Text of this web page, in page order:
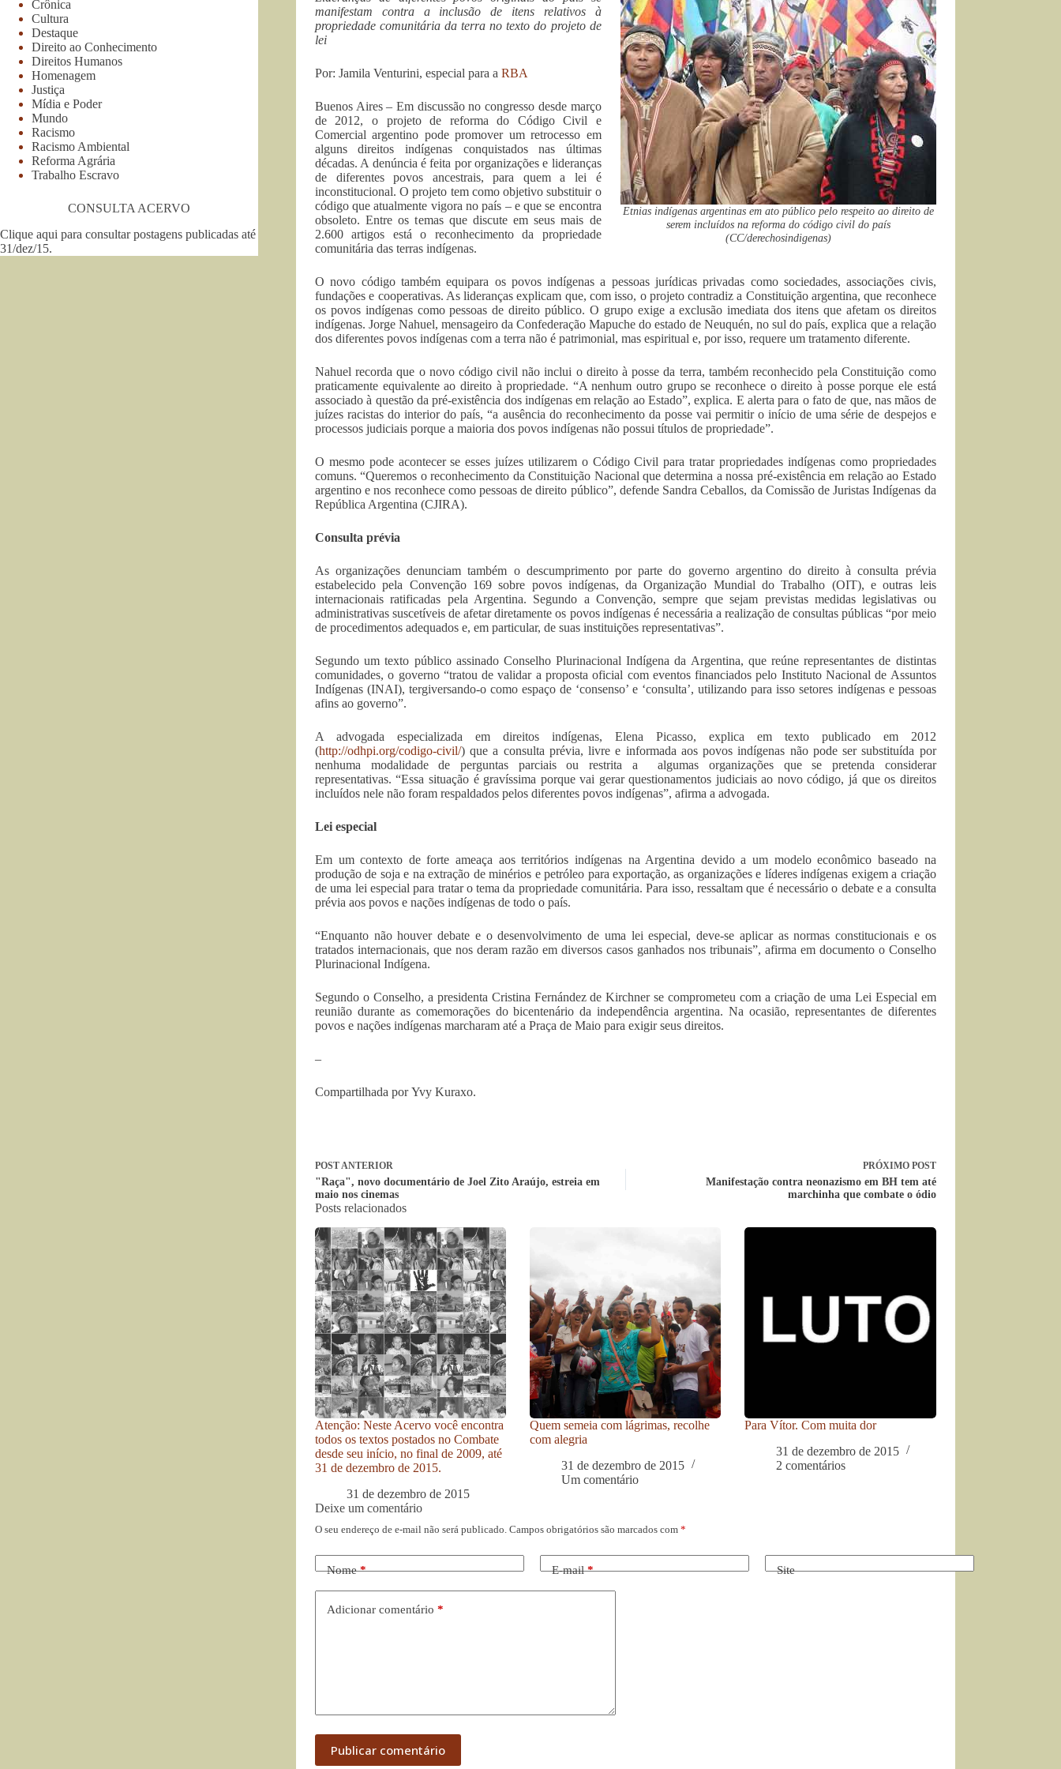
Etnias indígenas argentinas em ato público pelo respeito ao direito de
serem incluídos na reforma do código civil do país
(CC/derechosindigenas)
manifestam contra a inclusão de itens relativos à
propriedade comunitária da terra no texto do projeto de
lei
Por: Jamila Venturini, especial para a RBA
Buenos Aires – Em discussão no congresso desde março
de 2012, o projeto de reforma do Código Civil e
Comercial argentino pode promover um retrocesso em
alguns direitos indígenas conquistados nas últimas
décadas. A denúncia é feita por organizações e lideranças
de diferentes povos ancestrais, para quem a lei é
inconstitucional. O projeto tem como objetivo substituir o
código que atualmente vigora no país – e que se encontra
obsoleto. Entre os temas que discute em seus mais de
2.600 artigos está o reconhecimento da propriedade
comunitária das terras indígenas.
O novo código também equipara os povos indígenas a pessoas jurídicas privadas como sociedades, associações civis,
fundações e cooperativas. As lideranças explicam que, com isso, o projeto contradiz a Constituição argentina, que reconhece
os povos indígenas como pessoas de direito público. O grupo exige a exclusão imediata dos itens que afetam os direitos
indígenas. Jorge Nahuel, mensageiro da Confederação Mapuche do estado de Neuquén, no sul do país, explica que a relação
dos diferentes povos indígenas com a terra não é patrimonial, mas espiritual e, por isso, requere um tratamento diferente.
Nahuel recorda que o novo código civil não inclui o direito à posse da terra, também reconhecido pela Constituição como
praticamente equivalente ao direito à propriedade. “A nenhum outro grupo se reconhece o direito à posse porque ele está
associado à questão da pré-existência dos indígenas em relação ao Estado”, explica. E alerta para o fato de que, nas mãos de
juízes racistas do interior do país, “a ausência do reconhecimento da posse vai permitir o início de uma série de despejos e
processos judiciais porque a maioria dos povos indígenas não possui títulos de propriedade”.
O mesmo pode acontecer se esses juízes utilizarem o Código Civil para tratar propriedades indígenas como propriedades
comuns. “Queremos o reconhecimento da Constituição Nacional que determina a nossa pré-existência em relação ao Estado
argentino e nos reconhece como pessoas de direito público”, defende Sandra Ceballos, da Comissão de Juristas Indígenas da
República Argentina (CJIRA).
Consulta prévia
As organizações denunciam também o descumprimento por parte do governo argentino do direito à consulta prévia
estabelecido pela Convenção 169 sobre povos indígenas, da Organização Mundial do Trabalho (OIT), e outras leis
internacionais ratificadas pela Argentina. Segundo a Convenção, sempre que sejam previstas medidas legislativas ou
administrativas suscetíveis de afetar diretamente os povos indígenas é necessária a realização de consultas públicas “por meio
de procedimentos adequados e, em particular, de suas instituições representativas”.
Segundo um texto público assinado Conselho Plurinacional Indígena da Argentina, que reúne representantes de distintas
comunidades, o governo “tratou de validar a proposta oficial com eventos financiados pelo Instituto Nacional de Assuntos
Indígenas (INAI), tergiversando-o como espaço de ‘consenso’ e ‘consulta’, utilizando para isso setores indígenas e pessoas
afins ao governo”.
A advogada especializada em direitos indígenas, Elena Picasso, explica em texto publicado em 2012
(http://odhpi.org/codigo-civil/) que a consulta prévia, livre e informada aos povos indígenas não pode ser substituída por
nenhuma modalidade de perguntas parciais ou restrita a algumas organizações que se pretenda considerar
representativas. “Essa situação é gravíssima porque vai gerar questionamentos judiciais ao novo código, já que os direitos
incluídos nele não foram respaldados pelos diferentes povos indígenas”, afirma a advogada.
Lei especial
Em um contexto de forte ameaça aos territórios indígenas na Argentina devido a um modelo econômico baseado na
produção de soja e na extração de minérios e petróleo para exportação, as organizações e líderes indígenas exigem a criação
de uma lei especial para tratar o tema da propriedade comunitária. Para isso, ressaltam que é necessário o debate e a consulta
prévia aos povos e nações indígenas de todo o país.
“Enquanto não houver debate e o desenvolvimento de uma lei especial, deve-se aplicar as normas constitucionais e os
tratados internacionais, que nos deram razão em diversos casos ganhados nos tribunais”, afirma em documento o Conselho
Plurinacional Indígena.
Segundo o Conselho, a presidenta Cristina Fernández de Kirchner se comprometeu com a criação de uma Lei Especial em
reunião durante as comemorações do bicentenário da independência argentina. Na ocasião, representantes de diferentes
povos e nações indígenas marcharam até a Praça de Maio para exigir seus direitos.
–
Compartilhada por Yvy Kuraxo.
POSTANTERIOR
"Raça", novo documentário de Joel Zito Araújo, estreia em
maio nos cinemas
PRÓXIMO POST
Manifestação contra neonazismo em BH tem até
marchinha que combate o ódio
Posts relacionados
Atenção: Neste Acervo você encontra
todos os textos postados no Combate
desde seu início, no final de 2009, até
31 de dezembro de 2015.
31 de dezembro de 2015
Quem semeia com lágrimas, recolhe
com alegria
31 de dezembro de 2015
Um comentário
Para Vítor. Com muita dor
31 de dezembro de 2015
2 comentários
Deixe um comentário
O seu endereço de e-mail não será publicado. Campos obrigatórios são marcados com *
Nome* E-mail* Site
Adicionar comentário *
Publicar comentário
Crônica
Cultura
Destaque
Direito ao Conhecimento
Direitos Humanos
Homenagem
Justiça
Mídia e Poder
Mundo
Racismo
Racismo Ambiental
Reforma Agrária
Trabalho Escravo
CONSULTA ACERVO
Clique aqui para consultar postagens publicadas até
31/dez/15.